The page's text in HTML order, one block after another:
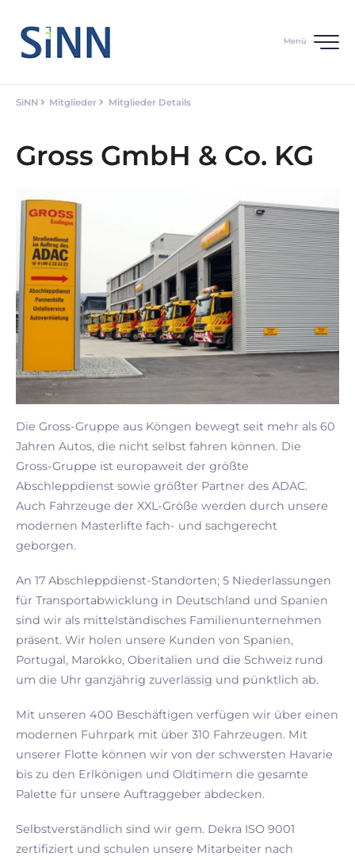
Menü
SiNN Mitglieder Mitglieder Details
Gross GmbH & Co. KG
Die Gross-Gruppe aus Köngen bewegt seit mehr als 60
Jahren Autos, die nicht selbst fahren können. Die
Gross-Gruppe ist europaweit der größte
Abschleppdienst sowie größter Partner des ADAC.
Auch Fahrzeuge der XXL-Größe werden durch unsere
modernen Masterlifte fach- und sachgerecht
geborgen.
An 17 Abschleppdienst-Standorten; 5 Niederlassungen
für Transportabwicklung in Deutschland und Spanien
sind wir als mittelständisches Familienunternehmen
präsent. Wir holen unsere Kunden von Spanien,
Portugal, Marokko, Oberitalien und die Schweiz rund
um die Uhr ganzjährig zuverlässig und pünktlich ab.
Mit unseren 400 Beschäftigen verfügen wir über einen
modernen Fuhrpark mit über 310 Fahrzeugen. Mit
unserer Flotte können wir von der schwersten Havarie
bis zu den Erlkönigen und Oldtimern die gesamte
Palette für unsere Auftraggeber abdecken.
Selbstverständlich sind wir gem. Dekra ISO 9001
zertifiziert und schulen unsere Mitarbeiter nach